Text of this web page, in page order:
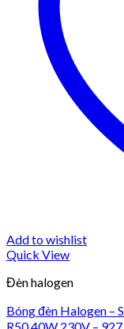
Add to wishlist
Quick View
Đèn halogen
Bóng đèn Halogen –